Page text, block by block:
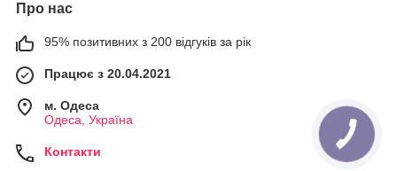
Про нас
95% позитивних з 200 відгуків за рік
Працює з 20.04.2021
м. Одеса
Одеса, Україна
Контакти